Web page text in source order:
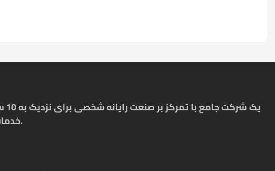
خدمات مواد پلیمری پلی کربنات فعالیت دارد.